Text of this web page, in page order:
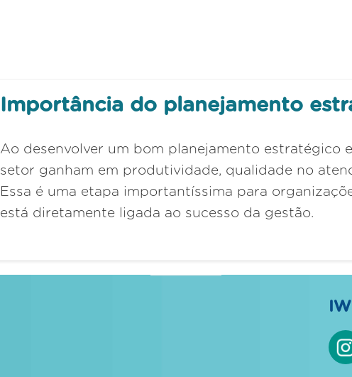
Importância do planejamento
Ao desenvolver um bom planejamento estratégico
setor ganham em produtividade, qualidade no
Essa é uma etapa importantíssima para
está diretamente ligada ao sucesso da gestão.
IW